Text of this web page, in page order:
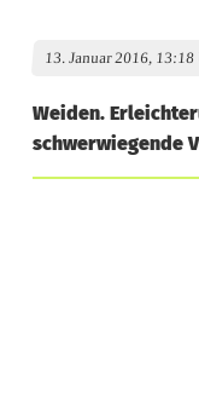
13. Januar 2016, 13:18
Weiden.
schwerwiegende